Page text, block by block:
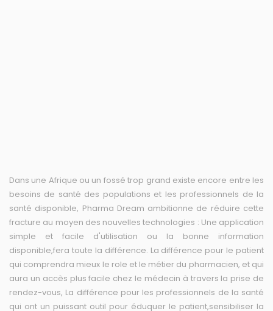
Dans une Afrique ou un fossé trop grand existe encore entre les
besoins de santé des populations et les professionnels de la
santé disponible, Pharma Dream ambitionne de réduire cette
fracture au moyen des nouvelles technologies : Une application
simple et facile d'utilisation ou la bonne information
disponible,fera toute la différence. La différence pour le patient
qui comprendra mieux le role et le métier du pharmacien, et qui
aura un accès plus facile chez le médecin à travers la prise de
rendez-vous, La différence pour les professionnels de la santé
qui ont un puissant outil pour éduquer le patient,sensibiliser la